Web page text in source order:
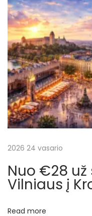
o
s
t
:
ž
s
k
r
y
d
į
į
P
e
t
o
2026 24 vasario
Nuo €28 už
Vilniaus į
Read more